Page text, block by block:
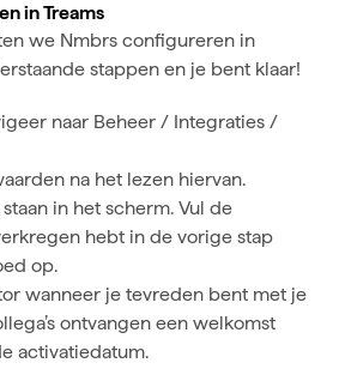
in Treams
we Nmbrs configureren in
stappen en je bent klaar!
naar Beheer / Integraties /
na het lezen hiervan.
in het scherm. Vul de
hebt in de vorige stap
op.
wanneer je tevreden bent met je
ontvangen een welkomst
activatiedatum.